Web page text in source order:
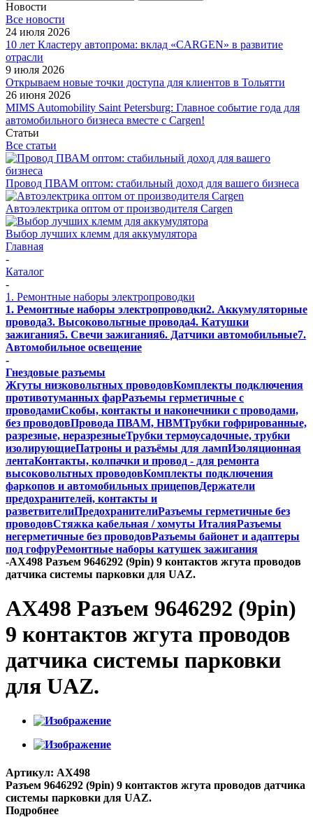
Новости
Все новости
24 июля 2026
10 лет Кластеру автопрома: вклад «CARGEN» в развитие
отрасли
9 июля 2026
Открываем новые точки доступа для клиентов в Тольятти
26 июня 2026
MIMS Automobility Saint Petersburg: Главное событие года для
автомобильного бизнеса вместе с Cargen!
Статьи
Все статьи
Провод ПВАМ оптом: стабильный доход для вашего бизнеса
Автоэлектрика оптом от производителя Cargen
Выбор лучших клемм для аккумулятора
Главная
-
Каталог
-
1. Ремонтные наборы электропроводки
1. Ремонтные наборы электропроводки2. Аккумуляторные
провода3. Высоковольтные провода4. Катушки
зажигания5. Свечи зажигания6. Датчики автомобильные7.
Автомобильное освещение
-
Гнездовые разъемы
Жгуты низковольтных проводовКомплекты подключения
противотуманных фарРазъемы герметичные с
проводамиСкобы, контакты и наконечники с проводами,
без проводовПровода ПВАМ, НВМТрубки гофрированные,
разрезные, неразрезныеТрубки термоусадочные, трубки
изолирующиеПатроны и разъёмы для лампИзоляционная
лентаКонтакты, колпачки и провод - для ремонта
высоковольтных проводовКомплекты подключения
фаркопов и автомобильных прицеповДержатели
предохранителей, контакты и
разветвителиПредохранителиРазъемы герметичные без
проводовСтяжка кабельная / хомуты ИталияРазъемы
негерметичные без проводовРазъемы байонет и адаптеры
под гофруРемонтные наборы катушек зажигания
-AX498 Разъем 9646292 (9pin) 9 контактов жгута проводов
датчика системы парковки для UAZ.
AX498 Разъем 9646292 (9pin)
9 контактов жгута проводов
датчика системы парковки
для UAZ.
Артикул: AX498
Разъем 9646292 (9pin) 9 контактов жгута проводов датчика
системы парковки для UAZ.
Подробнее